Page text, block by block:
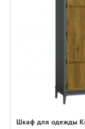
Шкаф для одежды